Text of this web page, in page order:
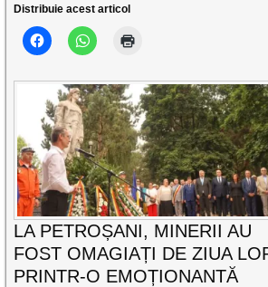
Distribuie acest articol
LA PETROȘANI, MINERII AU
FOST OMAGIAȚI DE ZIUA
PRINTR-O EMOȚIONANTĂ